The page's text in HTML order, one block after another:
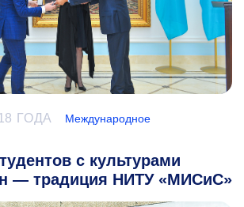
ГОДА
Международное
с культурами
— традиция НИТУ «МИСиС»